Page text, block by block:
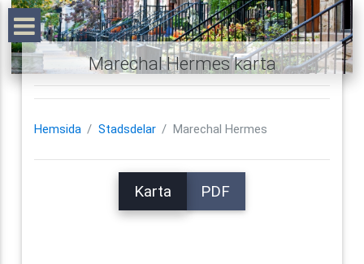
Marechal Hermes karta
Hemsida Stadsdelar Marechal Hermes
Karta PDF